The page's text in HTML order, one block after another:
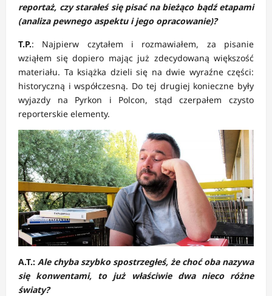
reportaż, czy starałeś się pisać na bieżąco bądź etapami
(analiza pewnego aspektu i jego opracowanie)?
T.P.: Najpierw czytałem i rozmawiałem, za pisanie
wziąłem się dopiero mając już zdecydowaną większość
materiału. Ta książka dzieli się na dwie wyraźne części:
historyczną i współczesną. Do tej drugiej konieczne były
wyjazdy na Pyrkon i Polcon, stąd czerpałem czysto
reporterskie elementy.
A.T.: Ale chyba szybko spostrzegłeś, że choć oba nazywa
się konwentami, to już właściwie dwa nieco różne
światy?